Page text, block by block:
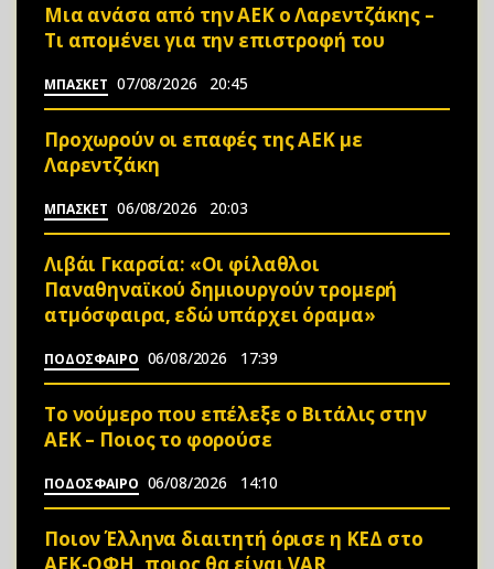
Μια ανάσα από την ΑΕΚ ο Λαρεντζάκης –
Τι απομένει για την επιστροφή του
ΜΠΑΣΚΕΤ 07/08/2026 20:45
Προχωρούν οι επαφές της ΑΕΚ με
Λαρεντζάκη
ΜΠΑΣΚΕΤ 06/08/2026 20:03
Λιβάι Γκαρσία: «Οι φίλαθλοι
Παναθηναϊκού δημιουργούν τρομερή
ατμόσφαιρα, εδώ υπάρχει όραμα»
ΠΟΔΟΣΦΑΙΡΟ 06/08/2026 17:39
Το νούμερο που επέλεξε ο Βιτάλις στην
ΑΕΚ – Ποιος το φορούσε
ΠΟΔΟΣΦΑΙΡΟ 06/08/2026 14:10
Ποιον Έλληνα διαιτητή όρισε η ΚΕΔ στο
ΑΕΚ-ΟΦΗ, ποιος θα είναι VAR